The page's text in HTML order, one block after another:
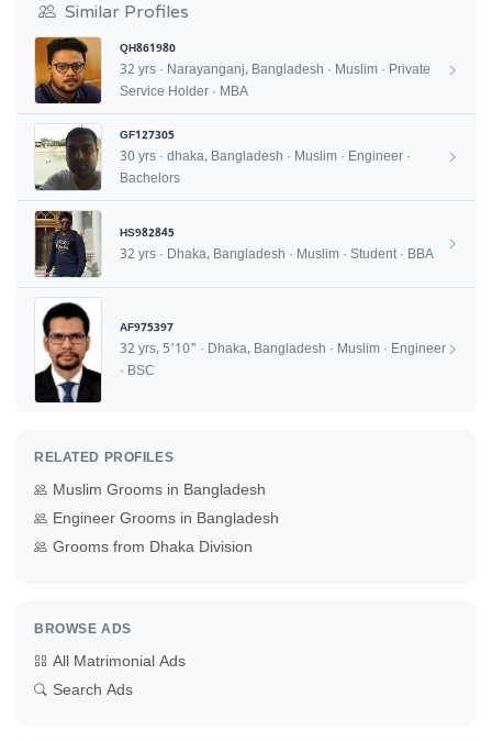
Similar Profiles
QH861980
32 yrs · Narayanganj, Bangladesh · Muslim · Private
Service Holder · MBA
GF127305
30 yrs · dhaka, Bangladesh · Muslim · Engineer ·
Bachelors
HS982845
32 yrs · Dhaka, Bangladesh · Muslim · Student · BBA
AF975397
32 yrs, 5'10" · Dhaka, Bangladesh · Muslim · Engineer
· BSC
RELATED PROFILES
Muslim Grooms in Bangladesh
Engineer Grooms in Bangladesh
Grooms from Dhaka Division
BROWSE ADS
All Matrimonial Ads
Search Ads